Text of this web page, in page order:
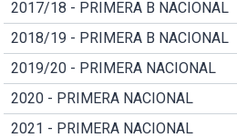
2017/18 - PRIMERA B NACIONAL
2018/19 - PRIMERA B NACIONAL
2019/20 - PRIMERA NACIONAL
2020 - PRIMERA NACIONAL
2021 - PRIMERA NACIONAL